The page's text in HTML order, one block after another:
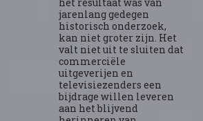
jarenlang gedegen
historisch onderzoek,
kan niet groter zijn. Het
valt niet uit te sluiten dat
commerciële
uitgeverijen en
televisiezenders een
bijdrage willen leveren
aan het blijvend